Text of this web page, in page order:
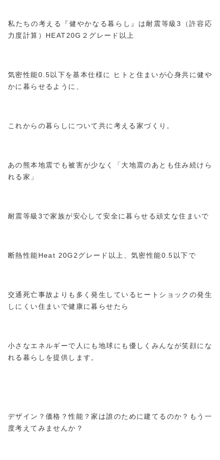
私たちの考える『健やかなる暮らし』は耐震等級3（許容応
力度計算）HEAT20G２グレード以上
気密性能0.5以下を基本仕様に ヒトと住まいが心身共に健や
かに暮らせるように、
これからの暮らしについて共に考える家づくり。
あの熊本地震でも被害が少なく「大地震のあとも住み続けら
れる家」
耐震等級3で家族が安心して安全に暮らせる頑丈な住まいで
断熱性能Heat 20G2グレード以上、気密性能0.5以下で
交通死亡事故よりも多く発生しているヒートショックの発生
しにくい住まいで健康に暮らせたら
小さなエネルギーで人にも地球にも優しくみんなが笑顔にな
れる暮らしを提供します。
デザイン？価格？性能？家は誰のために建てるのか？もう一
度考えてみませんか？